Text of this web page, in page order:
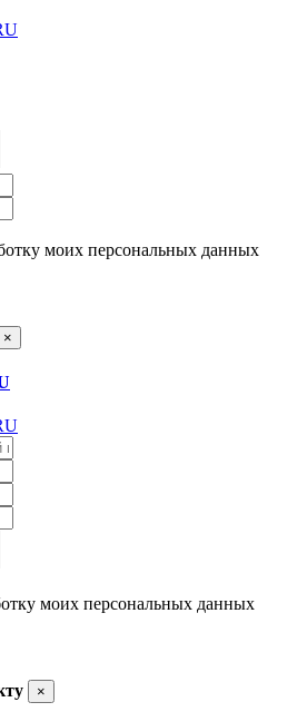
моих персональных данных
×
моих персональных данных
×